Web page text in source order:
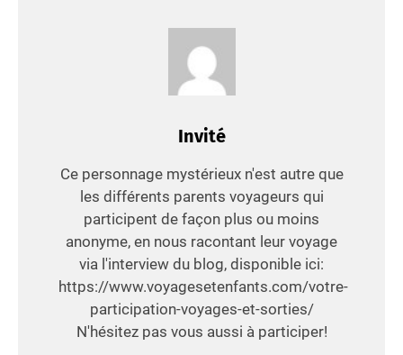
Invité
Ce personnage mystérieux n'est autre que
les différents parents voyageurs qui
participent de façon plus ou moins
anonyme, en nous racontant leur voyage
via l'interview du blog, disponible ici:
https://www.voyagesetenfants.com/votre-
participation-voyages-et-sorties/
N'hésitez pas vous aussi à participer!